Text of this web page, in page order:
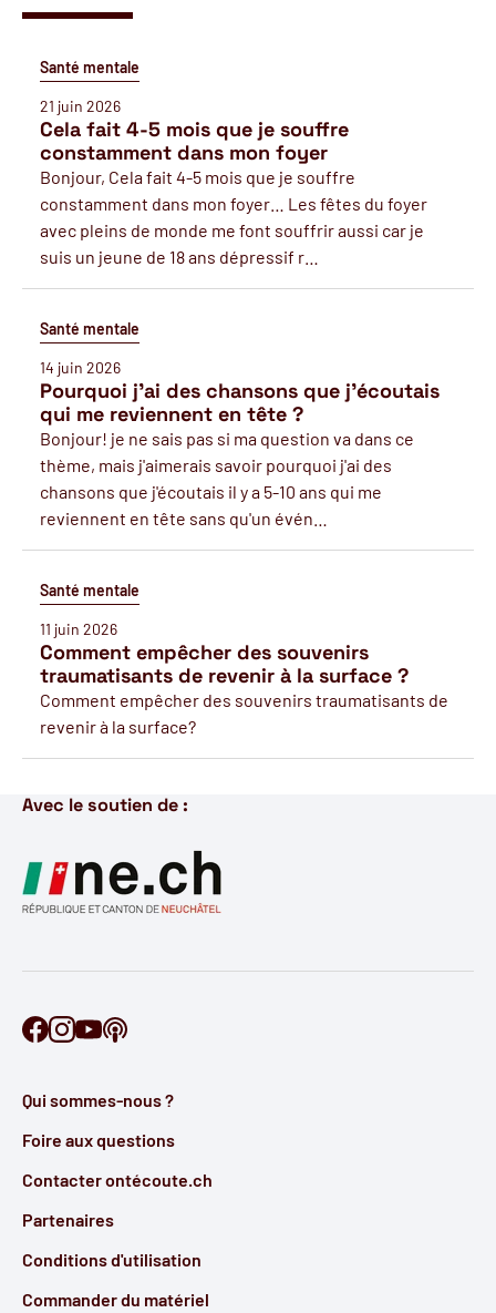
Santé mentale
21 juin 2026
Cela fait 4-5 mois que je souffre
constamment dans mon foyer
Bonjour, Cela fait 4-5 mois que je souffre
constamment dans mon foyer… Les fêtes du foyer
avec pleins de monde me font souffrir aussi car je
suis un jeune de 18 ans dépressif r…
Santé mentale
14 juin 2026
Pourquoi j'ai des chansons que j'écoutais
qui me reviennent en tête ?
Bonjour! je ne sais pas si ma question va dans ce
thème, mais j'aimerais savoir pourquoi j'ai des
chansons que j'écoutais il y a 5-10 ans qui me
reviennent en tête sans qu'un évén…
Santé mentale
11 juin 2026
Comment empêcher des souvenirs
traumatisants de revenir à la surface ?
Comment empêcher des souvenirs traumatisants de
revenir à la surface?
Avec le soutien de :
Retrouve Ontécoute sur Facebook
Retrouve Ontécoute sur Instagram
Retrouve Ontécoute sur YouTube
Qui sommes-nous ?
Foire aux questions
Contacter ontécoute.ch
Partenaires
Conditions d'utilisation
Commander du matériel